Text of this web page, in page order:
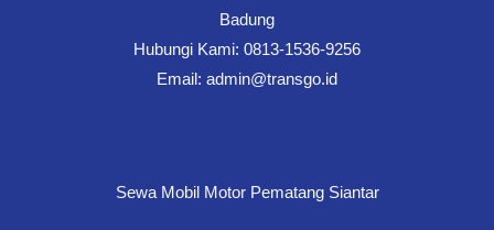
Badung
Hubungi Kami: 0813-1536-9256
Email: admin@transgo.id
Sewa Mobil Motor Pematang Siantar